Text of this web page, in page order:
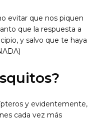
evitar que nos piquen
que la respuesta a
y salvo que te haya
y evidentemente,
cada vez más